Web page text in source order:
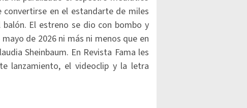
en el estandarte de miles
El estreno se dio con bombo y
de 2026 ni más ni menos que en
Sheinbaum. En Revista Fama les
lanzamiento, el videoclip y la letra